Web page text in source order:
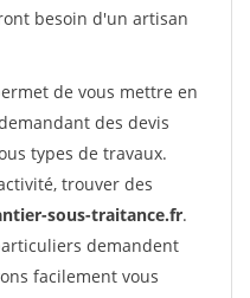
besoin d'un artisan
de vous mettre en
des devis
types de travaux.
trouver des
sous-traitance.fr.
demandent
facilement vous